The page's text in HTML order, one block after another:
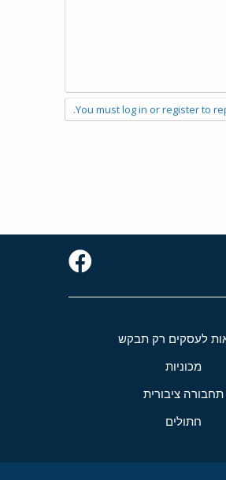
You must log in or register to
לעסקים רק תבקש
מכוניות
תחבורה ציבורית
חתולים